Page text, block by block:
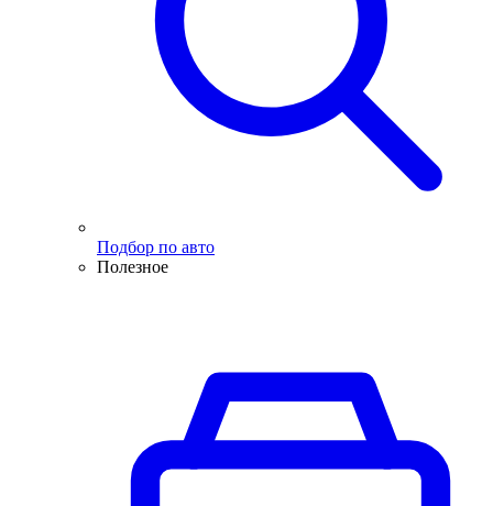
Подбор по авто
Полезное